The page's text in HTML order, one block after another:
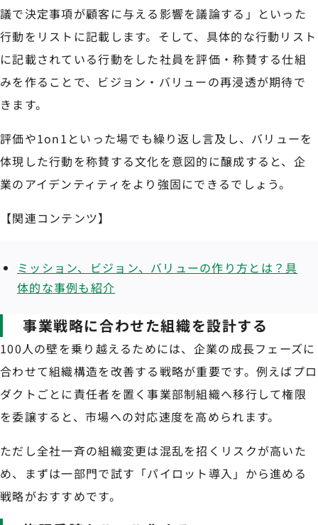
議で決定事項が顧客に与える影響を議論する」といった
行動をリストに記載します。そして、具体的な行動リスト
に記載されている行動をした社員を評価・称賛する仕組
みを作ることで、ビジョン・バリューの再浸透が期待で
きます。
評価や1on1といった場でも繰り返し言及し、バリューを
体現した行動を称賛する文化を意図的に醸成すると、企
業のアイデンティティをより強固にできるでしょう。
【関連コンテンツ】
ミッション、ビジョン、バリューの作り方とは？具
体的な事例も紹介
事業戦略に合わせた組織を設計する
100人の壁を乗り越えるためには、企業の成長フェーズに
合わせて組織構造を改善する戦略が重要です。例えばプロ
ダクトごとに責任者を置く事業部制組織へ移行して権限
を委譲すると、市場への対応速度を高められます。
ただし全社一斉の組織変更は混乱を招くリスクが高いた
め、まずは一部門で試す「パイロット導入」から進める
戦略がおすすめです。